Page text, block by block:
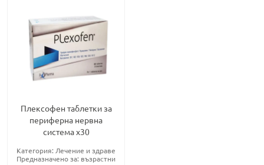
Плексофен таблетки за
периферна нервна
система х30
Категория: Лечение и здраве
Предназначено за: възрастни